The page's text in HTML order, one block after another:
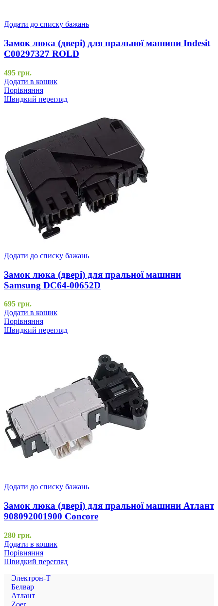
Додати до списку бажань
Замок люка (двері) для пральної машини Indesit
C00297327 ROLD
495 грн.
Додати в кошик
Порівняння
Швидкий перегляд
Додати до списку бажань
Замок люка (двері) для пральної машини
Samsung DC64-00652D
695 грн.
Додати в кошик
Порівняння
Швидкий перегляд
Додати до списку бажань
Замок люка (двері) для пральної машини Атлант
908092001900 Concore
280 грн.
Додати в кошик
Порівняння
Швидкий перегляд
Электрон-Т
Белвар
Атлант
Zoer